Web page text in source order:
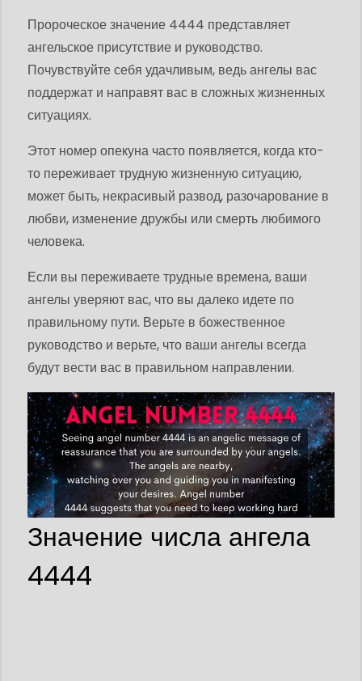
Пророческое значение 4444 представляет
ангельское присутствие и руководство.
Почувствуйте себя удачливым, ведь ангелы вас
поддержат и направят вас в сложных жизненных
ситуациях.
Этот номер опекуна часто появляется, когда кто-
то переживает трудную жизненную ситуацию,
может быть, некрасивый развод, разочарование в
любви, изменение дружбы или смерть любимого
человека.
Если вы переживаете трудные времена, ваши
ангелы уверяют вас, что вы далеко идете по
правильному пути. Верьте в божественное
руководство и верьте, что ваши ангелы всегда
будут вести вас в правильном направлении.
Значение числа ангела
4444